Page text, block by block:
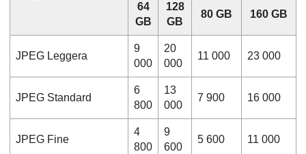
64
GB
128
GB
80 GB 160 GB
JPEG Leggera
9
000
20
000
11 000 23 000
JPEG Standard
6
800
13
000
7 900 16 000
JPEG Fine
4
800
9
600
5 600 11 000